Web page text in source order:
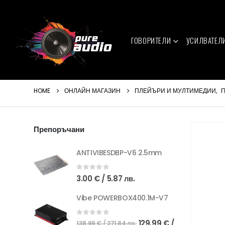
ГОВОРИТЕЛИ
HOME ОНЛАЙН МАГАЗИН ПЛЕЙЪРИ И МУЛТИМЕДИИ,
Препоръчани
ANTIVIBESDBP-V6 2.5mm
0out of 5
3.00 €/ 5.87 лв.
Vibe POWERBOX400.1M-V7
0out of 5
138.99€/ 271.84 лв.Original